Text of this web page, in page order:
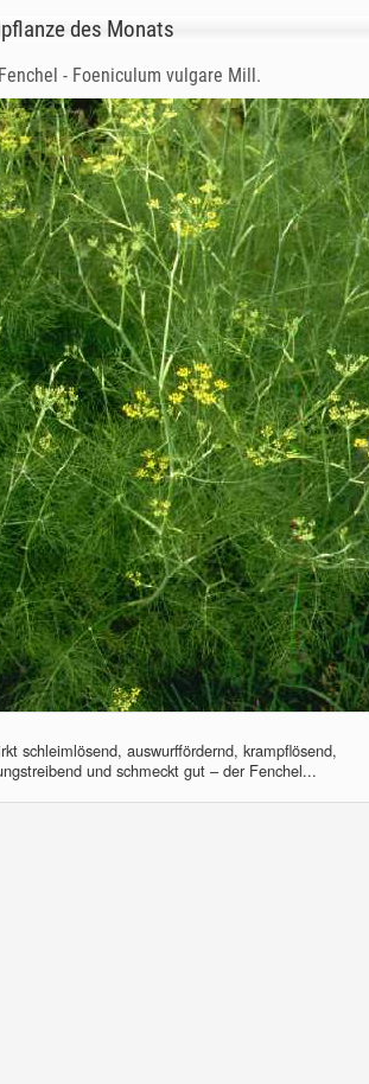
des Monats
- Foeniculum vulgare Mill.
schleimlösend, auswurffördernd, krampflösend,
und schmeckt gut – der Fenchel...